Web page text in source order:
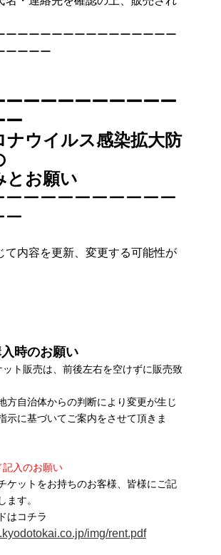
ーーーーーーーーーーーーーーー
ーーーー
ーーーーーーーーーー
ー
ナウイルス感染拡大防
とお願い
ーーーーーーーーーー
ー
内容を更新、変更する可能性が
時のお願い
ット販売は、前後左右を空けずに販売致
方自治体からの判断により変更が生じ
示に基づいてご案内をさせて頂きま
入のお願い
ケットをお持ちのお客様、皆様にご記
ます。
はコチラ
img/rent.pdf